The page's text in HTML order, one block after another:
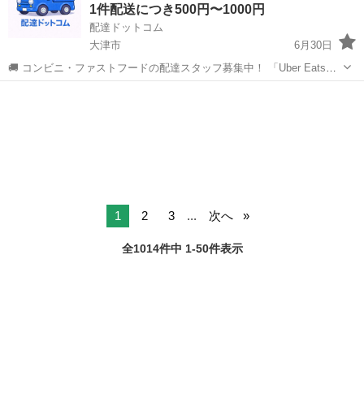
1件配送につき500円〜1000円
配達ドットコム
大津市
6月30日
🚚 コンビニ・ファストフードの配達スタッフ募集中！ 「Uber Eats」
や「出前館」のように、配達専用アプリを使ってお仕事するスタイル
1 2 3 ... 次へ
全1014件中 1-50件表示